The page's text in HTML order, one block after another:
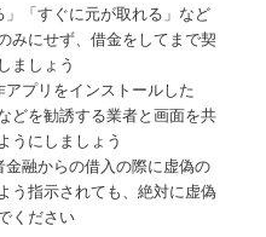
「すぐに元が取れる」など
みにせず、借金をしてまで契
ましょう
プリをインストールした
どを勧誘する業者と画面を共
うにしましょう
融からの借入の際に虚偽の
う指示されても、絶対に虚偽
ください